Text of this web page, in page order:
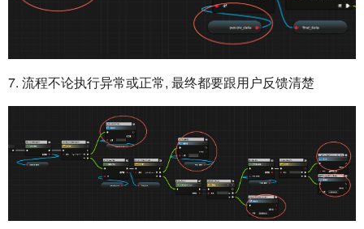
7. 流程不论执行异常或正常, 最终都要跟用户反馈清楚